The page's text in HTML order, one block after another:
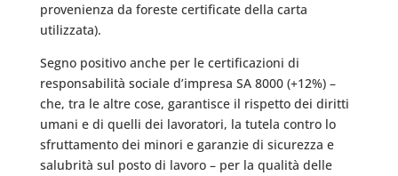
provenienza da foreste certificate della carta
utilizzata).
Segno positivo anche per le certificazioni di
responsabilità sociale d’impresa SA 8000 (+12%) –
che, tra le altre cose, garantisce il rispetto dei diritti
umani e di quelli dei lavoratori, la tutela contro lo
sfruttamento dei minori e garanzie di sicurezza e
salubrità sul posto di lavoro – per la qualità delle